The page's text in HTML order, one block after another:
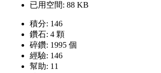
已用空間: 88 KB
積分: 146
鑽石: 4 顆
碎鑽: 1995 個
經驗: 146
幫助: 11